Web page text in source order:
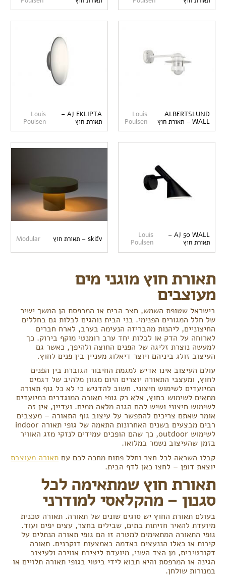
ALBERTSLUND
WALL – תאורת חוץ
Louis
Poulsen
AJ EKLIPTA –
תאורת חוץ
Louis
Poulsen
AJ 50 WALL –
תאורת חוץ
Louis
Poulsen
skifv – תאורת חוץ Modular
Pagination
1
2
3
4
5
6
תאורת חוץ מוגני מים
מעוצבים
בישראל שטופת השמש, חצר הבית או המרפסת הן המשך ישיר
של חלל המגורים הפנימי. בני הבית נוהגים לבלות גם בחללים
החיצוניים, ליהנות מהבריזה הנעימה בערב, לארח חברים
לארוחה על הדק או לבלות יחד ערב רומנטי מוקף בירוק. כך
למעשה נוצרת זליגה של הפנים החוצה ולהיפך, כאשר גם
העיצוב זולג ביניהם ויוצר דיאלוג מעניין בין פנים לחוץ.
עולם העיצוב אינו אדיש למגמת החיבור הגוברת בין הפנים
לחוץ, ומעצבי התאורה יוצרים היום מגוון מלהיב של דגמים
המיועדים לשימוש חיצוני. חשוב להדגיש כי לא כל גוף תאורה
מתאים לשימוש בחוץ, אלא רק גופי תאורה המוגדרים כמיועדים
לשימוש חיצוני ושיש להם הגנה מלאה ממים. ועדיין, אין זה
אומר שאתם צריכים להתפשר על עיצוב גוף התאורה – מעצבים
רבים מבצעים בשנים האחרונות התאמה של גופי תאורה indoor
לשימוש outdoor, כך שהם הופכים עמידים לנזקי מזג האוויר
בזמן שהעיצוב נשמר במלואו.
קבלו השראה לכל חצר וחלל פתוח מחכה לכם עם תאורה מעוצבת
יוצאת דופן – לחצו כאן לדף הבית.
תאורת חוץ שמתאימה לכל
סגנון – מהקלאסי למודרני
בעולם תאורת החוץ יש סוגים שונים של תאורה. תאורה טכנית
מיועדת להאיר חזיתות בתים, שבילים בחצר, עצים יפים ועוד.
גופי התאורה המתאימים למטרה זו הם גופי תאורה הנתלים על
קירות או כאלו הננעצים באדמה באמצעות דוקרנים. תאורה
דקורטיבית, מן הצד השני, מיועדת ליצירת אווירה ולעיצוב
הגינה או המרפסת והיא תבוא לידי ביטוי בגופי תאורה תלויים או
במנורות שולחן.